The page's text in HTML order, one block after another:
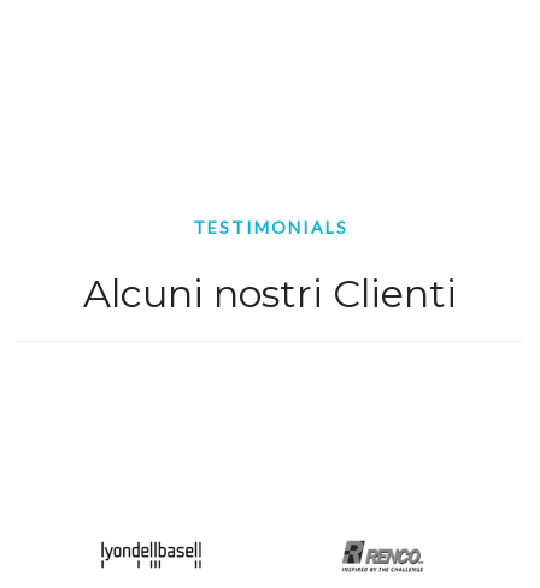
TESTIMONIALS
Alcuni nostri Clienti